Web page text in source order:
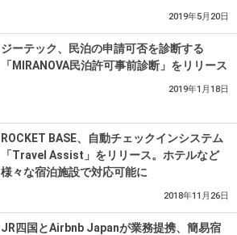
2019年5月20日
ジーテック、民泊の申請可否を診断する
「MIRANOVA民泊許可事前診断」をリリース
2019年1月18日
ROCKET BASE、自動チェックインシステム
「Travel Assist」をリリース。ホテルなど
様々な宿泊施設で対応可能に
2018年11月26日
JR四国とAirbnb Japanが業務提携、簡易宿